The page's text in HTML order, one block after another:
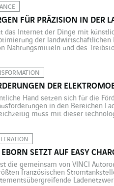
FÜR PRÄZISION IN DER
das Internet der Dinge mit
der landwirtschaftlichen
Nahrungsmitteln und des
DER
Hand setzen sich für die
in den Bereichen
muss mit dieser
SETZT AUF EASY
die gemeinsam von VINCI
französischen